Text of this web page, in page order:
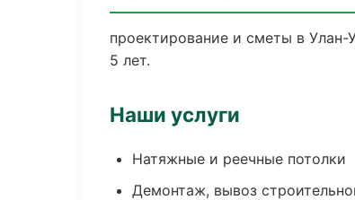
проектирование и сметы в
5 лет.
Наши услуги
Натяжные и реечные потолки
Демонтаж, вывоз